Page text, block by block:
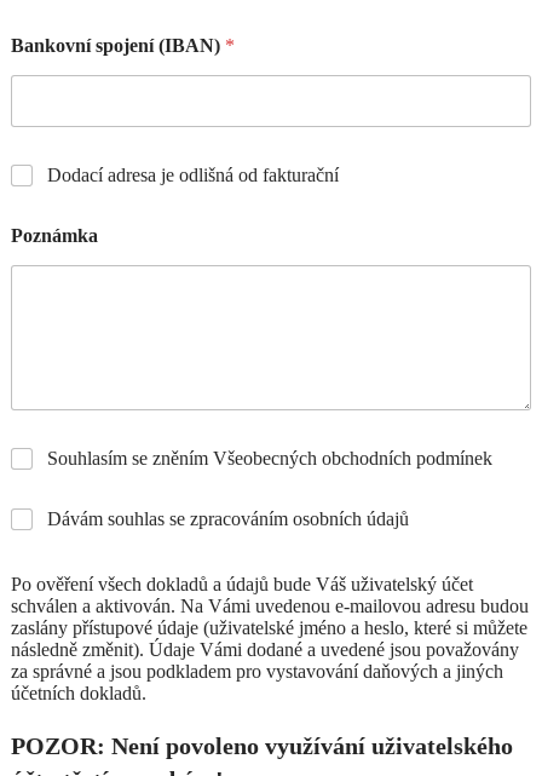
Bankovní spojení (IBAN) *
Dodací adresa je odlišná od fakturační
Poznámka
Souhlasím se zněním Všeobecných obchodních podmínek
Dávám souhlas se zpracováním osobních údajů
Po ověření všech dokladů a údajů bude Váš uživatelský účet
schválen a aktivován. Na Vámi uvedenou e-mailovou adresu budou
zaslány přístupové údaje (uživatelské jméno a heslo, které si můžete
následně změnit). Údaje Vámi dodané a uvedené jsou považovány
za správné a jsou podkladem pro vystavování daňových a jiných
účetních dokladů.
POZOR: Není povoleno využívání uživatelského